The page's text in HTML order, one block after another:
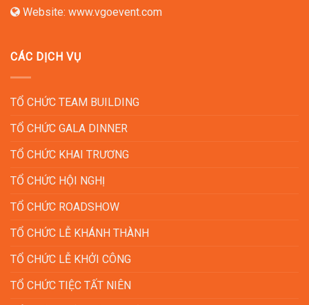
Website: www.vgoevent.com
CÁC DỊCH VỤ
TỔ CHỨC TEAM BUILDING
TỔ CHỨC GALA DINNER
TỔ CHỨC KHAI TRƯƠNG
TỔ CHỨC HỘI NGHỊ
TỔ CHỨC ROADSHOW
TỔ CHỨC LỄ KHÁNH THÀNH
TỔ CHỨC LỄ KHỞI CÔNG
TỔ CHỨC TIỆC TẤT NIÊN